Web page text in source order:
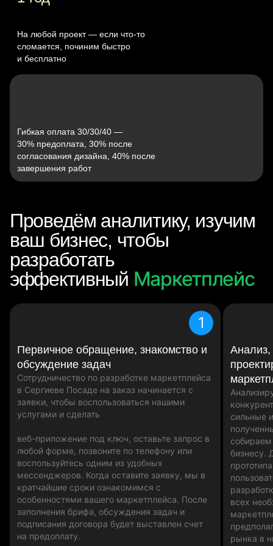
На любой проект — если что‑то
сломается, починим быстро
и бесплатно
Гибкая оплата 30/30/40 —
30% предоплата, 30% после
согласования дизайна, 40% после
завершения работ
Проведём аналитику, изучим
ваш бизнес, чтобы
разработать
эффективный Маркетплейс
1
Первичное обращение, знакомство и
обсуждение задач
Сотрудничество по разработке маркетплейса
в Сергиеве Посаде на заказ начинается с
заявки, чтобы воспользоваться нашими
услугами и сделать
веб-приложение под ключ, оставьте запрос в
любой форме, позвоните по телефону или
воспользуйтесь одним из удобных
мессенджеров. Когда оставите заявку, мы в
кратчайшие сроки ознакомимся с
особенностями вашего маркетплейса. После
заполнения брифа, обсуждения задач и
подписания договора будет выставлен счет
на предоплату.
сильные
бизнесу.
всех
рынка в